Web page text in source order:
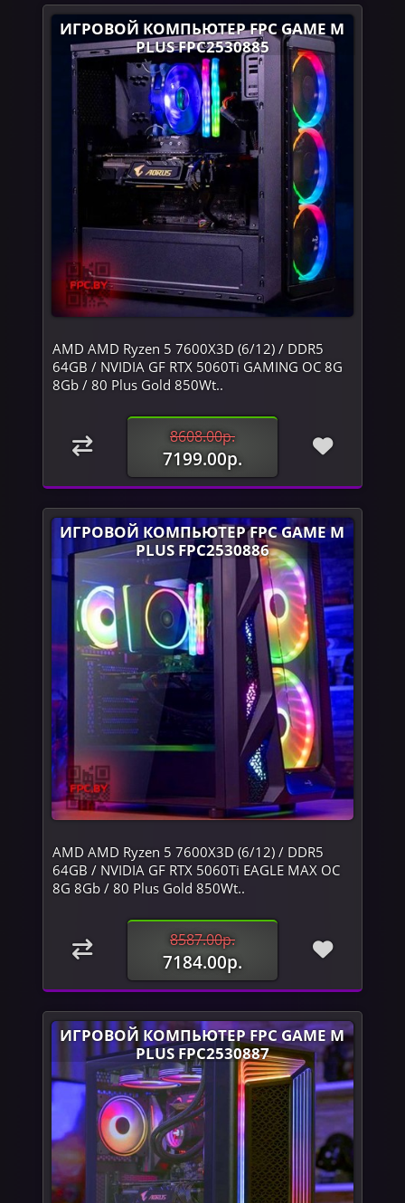
ИГРОВОЙ КОМПЬЮТЕР FPC GAME M
PLUS FPC2530885
AMD AMD Ryzen 5 7600X3D (6/12) / DDR5
64GB / NVIDIA GF RTX 5060Ti GAMING OC 8G
8Gb / 80 Plus Gold 850Wt..
8608.00р.
7199.00р.
ИГРОВОЙ КОМПЬЮТЕР FPC GAME M
PLUS FPC2530886
AMD AMD Ryzen 5 7600X3D (6/12) / DDR5
64GB / NVIDIA GF RTX 5060Ti EAGLE MAX OC
8G 8Gb / 80 Plus Gold 850Wt..
8587.00р.
7184.00р.
ИГРОВОЙ КОМПЬЮТЕР FPC GAME M
PLUS FPC2530887